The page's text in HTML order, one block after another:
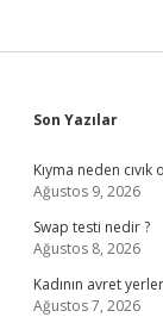
Son Yazılar
Kıyma neden cıvık
Ağustos 9, 2026
Swap testi nedir ?
Ağustos 8, 2026
Kadının avret
Ağustos 7, 2026